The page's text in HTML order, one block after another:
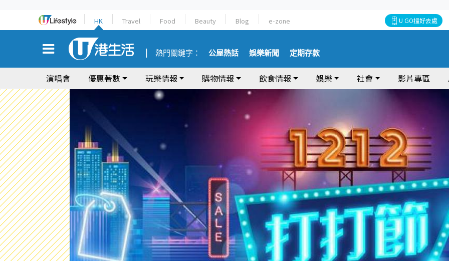
HK Travel Food Beauty Blog e-zone U GO搵好去處
熱門關鍵字： 公屋熱話 娛樂新聞 定期存款
演唱會 優惠著數 玩樂情報 購物情報 飲食情報 娛樂 社會 影片專區